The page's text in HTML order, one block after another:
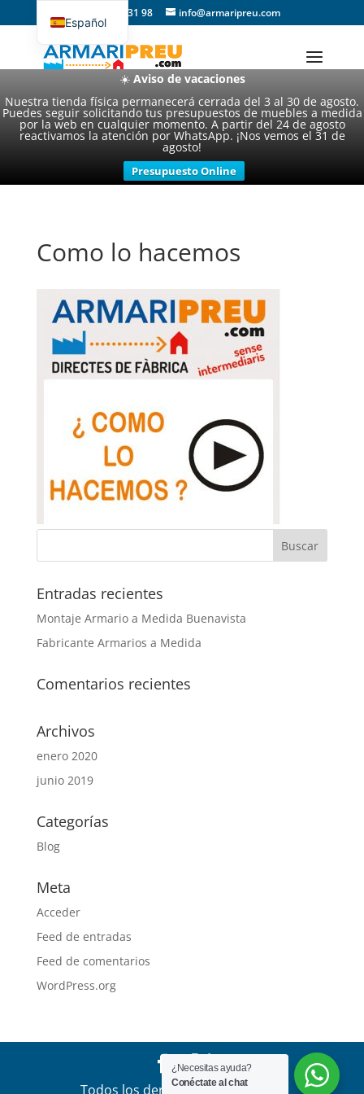
☀️ Aviso de vacaciones
Nuestra tienda física permanecerá cerrada del 3 al 30 de agosto.
Puedes seguir solicitando tus presupuestos de muebles a medida
por la web en cualquier momento. A partir del 24 de agosto
reactivamos la atención por WhatsApp. ¡Nos vemos el 31 de
agosto!
Presupuesto Online
93 357 31 98 info@armaripreu.com
Como lo hacemos
Entradas recientes
Montaje Armario a Medida Buenavista
Fabricante Armarios a Medida
Comentarios recientes
Archivos
enero 2020
junio 2019
Categorías
Blog
Meta
Acceder
Feed de entradas
Feed de comentarios
WordPress.org
Todos los derechos reservados a
¿Necesitas ayuda?
Conéctate al chat
Español
Català